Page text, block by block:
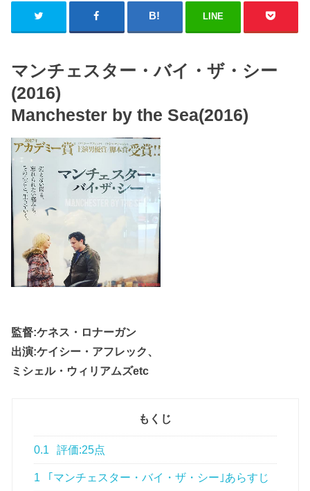
LINE
マンチェスター・バイ・ザ・シー
(2016)
Manchester by the Sea(2016)
監督:ケネス・ロナーガン
出演:ケイシー・アフレック、
ミシェル・ウィリアムズetc
もくじ
0.1 評価:25点
1 ｢マンチェスター・バイ・ザ・シー｣あらすじ